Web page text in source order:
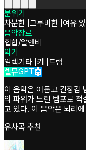
분위기
차분한 그루비한 여유
음악장르
힙합/알앤비
악기
일렉기타 키 드럼
셀뮤GPT🤖
이 음악은 어둡고 긴장감
의 파워가 느린 템포로
고 있다. 이 음악은 뇌리
유사곡 추천